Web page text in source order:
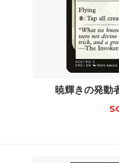
暁輝きの発